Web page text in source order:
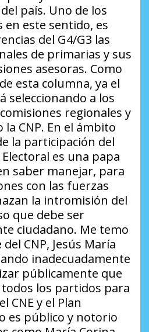
país. Uno de los
en este sentido, es
del G4/G3 las
de primarias y sus
asesoras. Como
esta columna, ya el
seleccionando a los
regionales y
CNP. En el ámbito
la participación del
es una papa
saber manejar, para
con las fuerzas
la intromisión del
que debe ser
ciudadano. Me temo
CNP, Jesús María
inadecuadamente
públicamente que
los partidos para
CNE y el Plan
es público y notorio